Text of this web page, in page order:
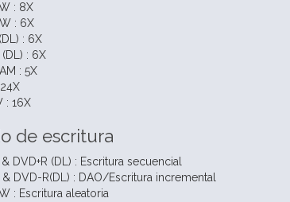
: 8X
: 6X
: 6X
: 6X
: 5X
: 16X
de escritura
& DVD+R (DL) : Escritura secuencial
& DVD-R(DL) : DAO/Escritura incremental
: Escritura aleatoria